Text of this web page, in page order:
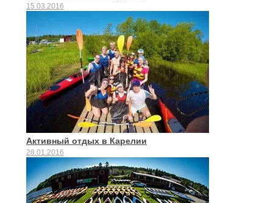
15.03.2016
Активный отдых в Карелии
28.01.2016